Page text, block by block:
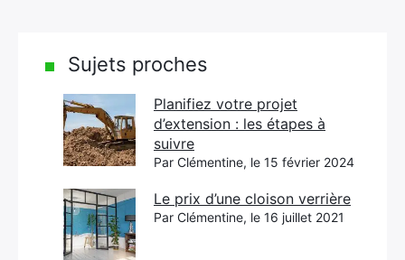
Sujets proches
Planifiez votre projet
d’extension : les étapes à
suivre
Par Clémentine, le 15 février 2024
Le prix d’une cloison verrière
Par Clémentine, le 16 juillet 2021